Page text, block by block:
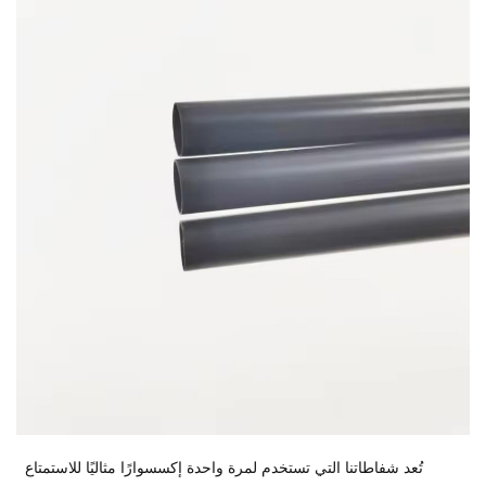
تُعد شفاطاتنا التي تستخدم لمرة واحدة إكسسوارًا مثاليًا للاستمتاع